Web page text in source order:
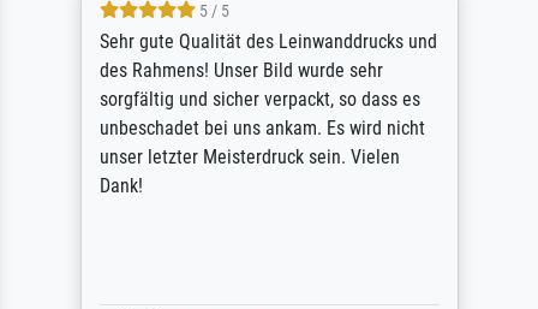
5 / 5
Sehr gute Qualität des Leinwanddrucks und
des Rahmens! Unser Bild wurde sehr
sorgfältig und sicher verpackt, so dass es
unbeschadet bei uns ankam. Es wird nicht
unser letzter Meisterdruck sein. Vielen
Dank!